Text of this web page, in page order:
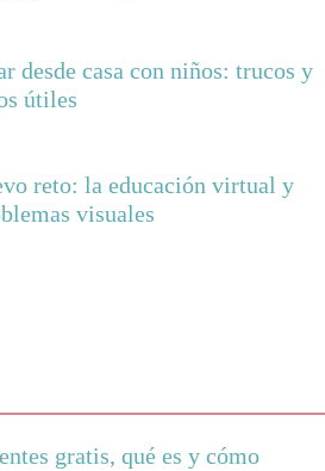
desde casa con niños: trucos y
útiles
reto: la educación virtual y
visuales
gratis, qué es y cómo